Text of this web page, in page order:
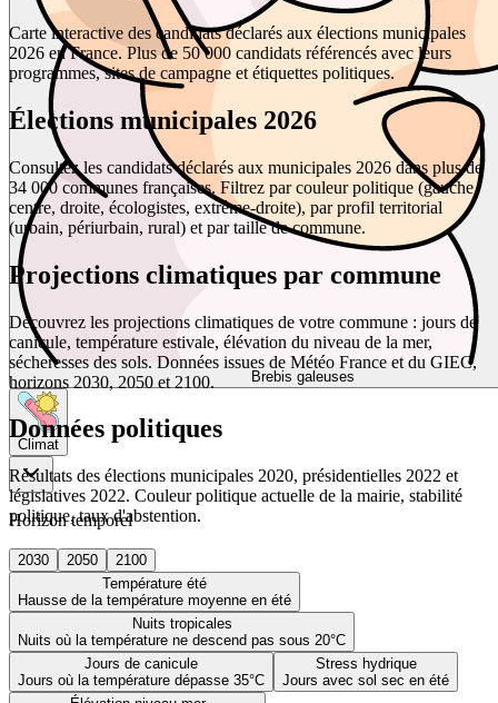
Brebis galeuses
Climat
Horizon temporel
2030 2050
2100
Température été
Hausse de la température moyenne en été
Nuits tropicales
Nuits où la température ne descend pas sous 20°C
Jours de canicule
Jours où la température dépasse 35°C
Stress hydrique
Jours avec sol sec en été
Carte interactive des candidats déclarés aux élections municipales
2026 en France. Plus de 50 000 candidats référencés avec leurs
programmes, sites de campagne et étiquettes politiques.
Élections municipales 2026
Consultez les candidats déclarés aux municipales 2026 dans plus de
34 000 communes françaises. Filtrez par couleur politique (gauche,
centre, droite, écologistes, extrême-droite), par profil territorial
(urbain, périurbain, rural) et par taille de commune.
Projections climatiques par commune
Découvrez les projections climatiques de votre commune : jours de
canicule, température estivale, élévation du niveau de la mer,
sécheresses des sols. Données issues de Météo France et du GIEC,
horizons 2030, 2050 et 2100.
Données politiques
Résultats des élections municipales 2020, présidentielles 2022 et
législatives 2022. Couleur politique actuelle de la mairie, stabilité
politique, taux d'abstention.